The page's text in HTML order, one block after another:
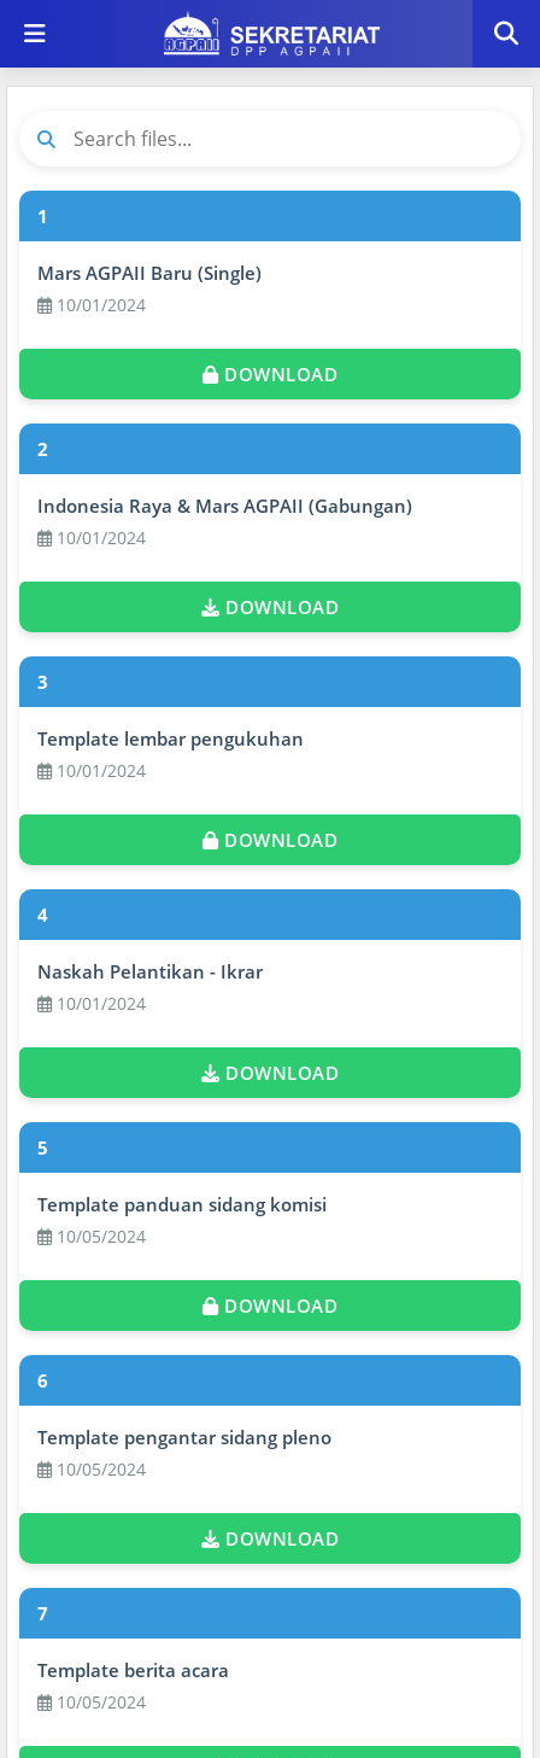
1
Mars AGPAII Baru (Single)
10/01/2024
DOWNLOAD
2
Indonesia Raya & Mars AGPAII (Gabungan)
10/01/2024
DOWNLOAD
3
Template lembar pengukuhan
10/01/2024
DOWNLOAD
4
Naskah Pelantikan - Ikrar
10/01/2024
DOWNLOAD
5
Template panduan sidang komisi
10/05/2024
DOWNLOAD
6
Template pengantar sidang pleno
10/05/2024
DOWNLOAD
7
Template berita acara
10/05/2024